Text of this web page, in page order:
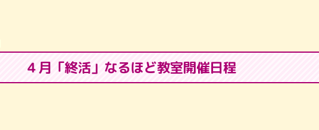
４月「終活」なるほど教室開催日程